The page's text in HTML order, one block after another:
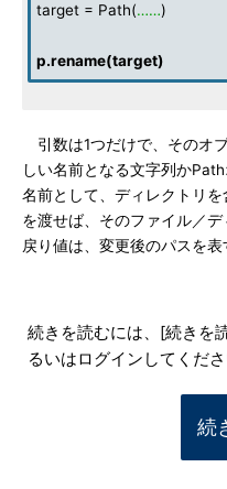
target = Path(……)
p.rename(target)
引数は1つだけで、そのオ
しい名前となる文字列か
名前として、ディレクトリ
を渡せば、そのファイル／デ
戻り値は、変更後のパスを
続きを読むには、[続きを
るいはログインしてくださ
続